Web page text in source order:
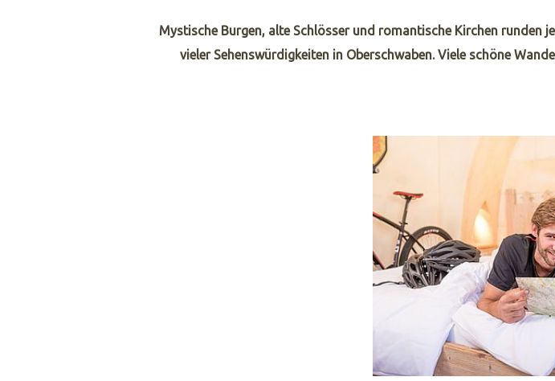
Mystische Burgen, alte Schlösser und romantische Kirchen
vieler Sehenswürdigkeiten in Oberschwaben. Viele schöne